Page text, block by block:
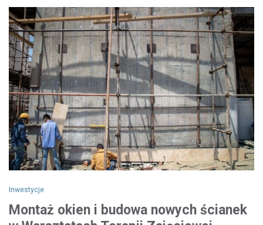
Inwestycje
Montaż okien i budowa nowych ścianek